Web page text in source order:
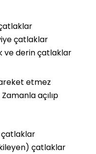
çatlaklar
ve derin çatlaklar
etmez
Zamanla açılıp
çatlaklar
çatlaklar